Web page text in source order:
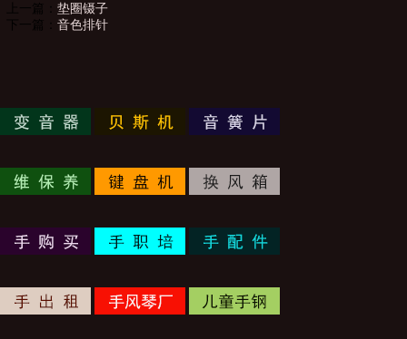
上一篇： 垫圈镊子
下一篇： 音色排针